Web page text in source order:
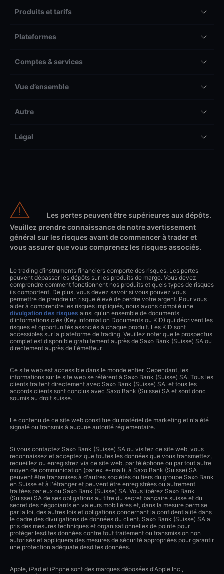
Produits et tarifs
Plateformes
Comptes & services
Vue d’ensemble
Autre
Légal
Les pertes peuvent être supérieures aux dépôts.
Veuillez prendre connaissance de notre avertissement
général sur les risques avant de commencer à trader et
vous assurer que vous comprenez les risques associés.
Le trading d’instruments financiers comporte des risques. Les pertes
peuvent dépasser les dépôts sur les produits de marge. Vous devez
comprendre comment fonctionnent nos produits et quels types de risques
ils comportent. De plus, vous devez savoir si vous pouvez vous
permettre de prendre un risque élevé de perdre votre argent. Pour vous
aider à comprendre les risques impliqués, nous avons compilé une
divulgation des risques ainsi qu'un ensemble de documents
d'informations clés (Key Information Documents ou KID) qui décrivent les
risques et opportunités associés à chaque produit. Les KID sont
accessibles sur la plateforme de trading. Veuillez noter que le prospectus
complet est disponible gratuitement auprès de Saxo Bank (Suisse) SA ou
directement auprès de l'émetteur.
Ce site web est accessible dans le monde entier. Cependant, les
informations sur le site web se réfèrent à Saxo Bank (Suisse) SA. Tous les
clients traitent directement avec Saxo Bank (Suisse) SA. et tous les
accords clients sont conclus avec Saxo Bank (Suisse) SA et sont donc
soumis au droit suisse.
Le contenu de ce site web constitue du matériel de marketing et n'a été
signalé ou transmis à aucune autorité réglementaire.
Si vous contactez Saxo Bank (Suisse) SA ou visitez ce site web, vous
reconnaissez et acceptez que toutes les données que vous transmettez,
recueillez ou enregistrez via ce site web, par téléphone ou par tout autre
moyen de communication (par ex. e-mail), à Saxo Bank (Suisse) SA
peuvent être transmises à d'autres sociétés ou tiers du groupe Saxo Bank
en Suisse et à l'étranger et peuvent être enregistrées ou autrement
traitées par eux ou Saxo Bank (Suisse) SA. Vous libérez Saxo Bank
(Suisse) SA de ses obligations au titre du secret bancaire suisse et du
secret des négociants en valeurs mobilières et, dans la mesure permise
par la loi, des autres lois et obligations concernant la confidentialité dans
le cadre des divulgations de données du client. Saxo Bank (Suisse) SA a
pris des mesures techniques et organisationnelles de pointe pour
protéger lesdites données contre tout traitement ou transmission non
autorisés et appliquera des mesures de sécurité appropriées pour garantir
une protection adéquate desdites données.
Apple, iPad et iPhone sont des marques déposées d'Apple Inc.,